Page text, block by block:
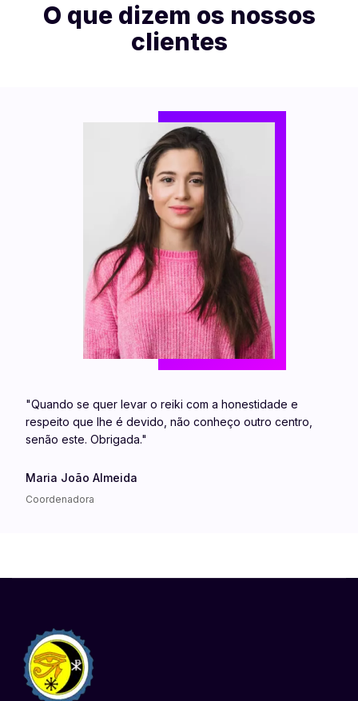
O que dizem os nossos
clientes
"Quando se quer levar o reiki com a honestidade e
respeito que lhe é devido, não conheço outro centro,
senão este. Obrigada."
Maria João Almeida
Coordenadora